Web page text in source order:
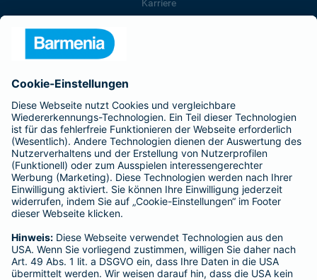
Karriere
Barmenia ist Teil der BarmeniaGothaer
BELIEBTE SEITEN
Kranken-Zusatzversicherung
Tierversicherungen
Haftpflichtversicherung
Hausratversicherung
Adresse ändern
Schaden melden